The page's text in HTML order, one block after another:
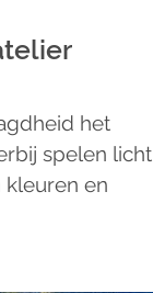
het
spelen licht
kleuren en